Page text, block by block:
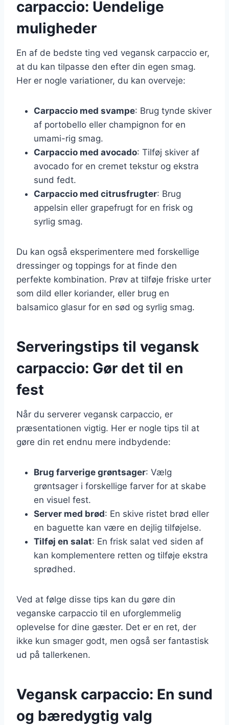
carpaccio: Uendelige
muligheder
En af de bedste ting ved vegansk carpaccio er,
at du kan tilpasse den efter din egen smag.
Her er nogle variationer, du kan overveje:
Carpaccio med svampe: Brug tynde skiver
af portobello eller champignon for en
umami-rig smag.
Carpaccio med avocado: Tilføj skiver af
avocado for en cremet tekstur og ekstra
sund fedt.
Carpaccio med citrusfrugter: Brug
appelsin eller grapefrugt for en frisk og
syrlig smag.
Du kan også eksperimentere med forskellige
dressinger og toppings for at finde den
perfekte kombination. Prøv at tilføje friske urter
som dild eller koriander, eller brug en
balsamico glasur for en sød og syrlig smag.
Serveringstips til vegansk
carpaccio: Gør det til en
fest
Når du serverer vegansk carpaccio, er
præsentationen vigtig. Her er nogle tips til at
gøre din ret endnu mere indbydende:
Brug farverige grøntsager: Vælg
grøntsager i forskellige farver for at skabe
en visuel fest.
Server med brød: En skive ristet brød eller
en baguette kan være en dejlig tilføjelse.
Tilføj en salat: En frisk salat ved siden af
kan komplementere retten og tilføje ekstra
sprødhed.
Ved at følge disse tips kan du gøre din
veganske carpaccio til en uforglemmelig
oplevelse for dine gæster. Det er en ret, der
ikke kun smager godt, men også ser fantastisk
ud på tallerkenen.
Vegansk carpaccio: En sund
og bæredygtig valg